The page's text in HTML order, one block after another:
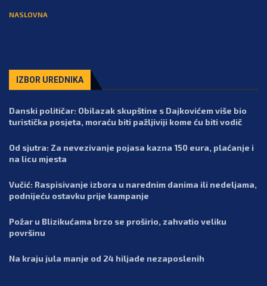
NASLOVNA
IZBOR UREDNIKA
Danski političar: Obilazak skupštine s Dajkovićem više bio
turistička posjeta, moraću biti pažljiviji kome ću biti vodič
Od sjutra: Za nevezivanje pojasa kazna 150 eura, plaćanje i
na licu mjesta
Vučić: Raspisivanje izbora u narednim danima ili nedeljama,
podnijeću ostavku prije kampanje
Požar u Blizikućama brzo se proširio, zahvatio veliku
površinu
Na kraju jula manje od 24 hiljade nezaposlenih